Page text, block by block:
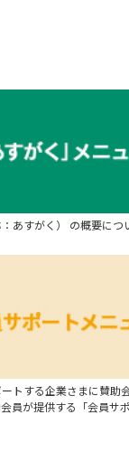
あすがく） の概要につ
トする企業さまに賛助
員が提供する「会員サ